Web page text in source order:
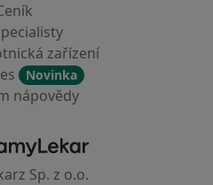
zařízení
Novinka
nápovědy
ZnamyLekar - Hlavní stránka
Sp. z o.o.